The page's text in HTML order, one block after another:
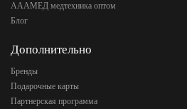
АААМЕД медтехника оптом
Блог
Дополнительно
Бренды
Подарочные карты
Партнерская программа